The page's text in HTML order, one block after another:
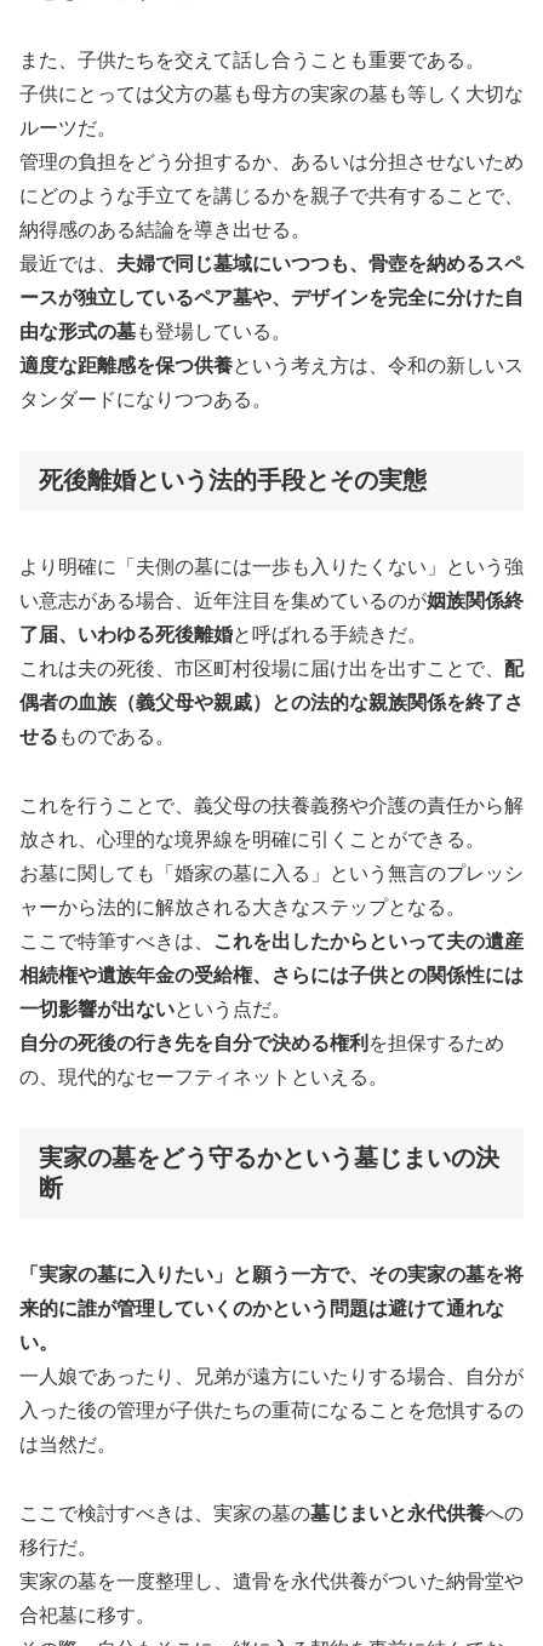
また、子供たちを交えて話し合うことも重要である。
子供にとっては父方の墓も母方の実家の墓も等しく大切な
ルーツだ。
管理の負担をどう分担するか、あるいは分担させないため
にどのような手立てを講じるかを親子で共有することで、
納得感のある結論を導き出せる。
最近では、 夫婦で同じ墓域にいつつも、骨壺を納めるスペ
ースが独立しているペア墓や、デザインを完全に分けた自
由な形式の墓も登場している。
適度な距離感を保つ供養という考え方は、令和の新しいス
タンダードになりつつある。
死後離婚という法的手段とその実態
より明確に「夫側の墓には一歩も入りたくない」という強
い意志がある場合、近年注目を集めているのが姻族関係終
了届、いわゆる死後離婚と呼ばれる手続きだ。
これは夫の死後、市区町村役場に届け出を出すことで、 配
偶者の血族（義父母や親戚）との法的な親族関係を終了さ
せる ものである。
これを行うことで、義父母の扶養義務や介護の責任から解
放され、心理的な境界線を明確に引くことができる。
お墓に関しても「婚家の墓に入る」という無言のプレッシ
ャーから法的に解放される大きなステップとなる。
ここで特筆すべきは、
これを出したからといって夫の遺産
相続権や遺族年金の受給権、さらには子供との関係性には
一切影響が出ないという点だ。
自分の死後の行き先を自分で決める権利 を担保するため
の、現代的なセーフティネットといえる。
実家の墓をどう守るかという墓じまいの決
断
「実家の墓に入りたい」と願う一方で、その実家の墓を将
来的に誰が管理していくのかという問題は避けて通れな
い。
一人娘であったり、兄弟が遠方にいたりする場合、自分が
入った後の管理が子供たちの重荷になることを危惧するの
は当然だ。
ここで検討すべきは、実家の墓の墓じまいと永代供養への
移行だ。
実家の墓を一度整理し、遺骨を永代供養がついた納骨堂や
合祀墓に移す。